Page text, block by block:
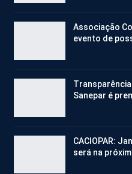
Associação
evento de
Sanepar é
CACIOPAR:
será na